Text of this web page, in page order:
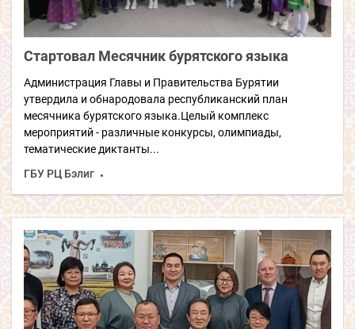
Стартовал Месячник бурятского языка
Администрация Главы и Правительства Бурятии
утвердила и обнародовала республиканский план
месячника бурятского языка.Целый комплекс
мероприятий - различные конкурсы, олимпиады,
тематические диктанты...
ГБУ РЦ Бэлиг